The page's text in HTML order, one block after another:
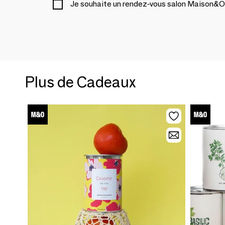
Je souhaite un rendez-vous salon
Plus de Cadeaux